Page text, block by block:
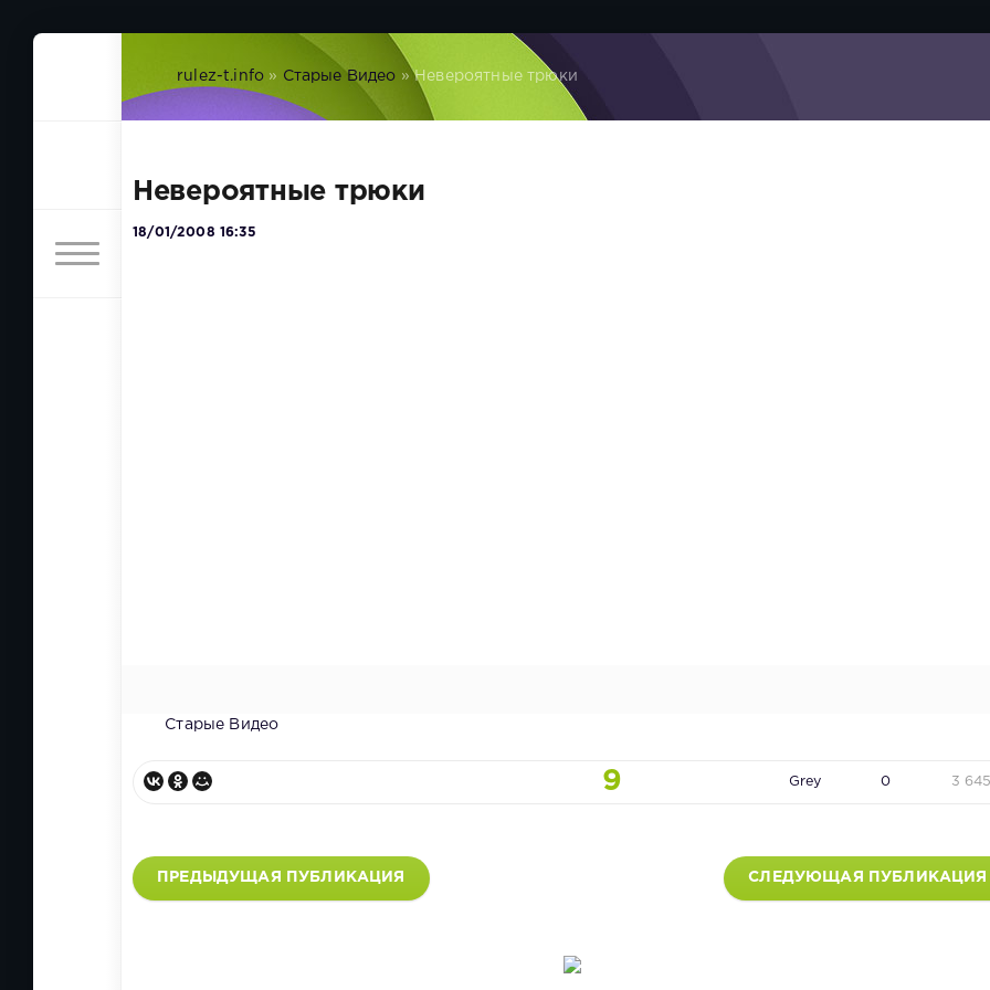
rulez-t.info » Старые Видео » Невероятные трюки
Невероятные трюки
18/01/2008 16:35
Старые Видео
9 Grey 0 3
ПРЕДЫДУЩАЯ ПУБЛИКАЦИЯ СЛЕДУЮЩАЯ ПУБЛИКАЦИЯ